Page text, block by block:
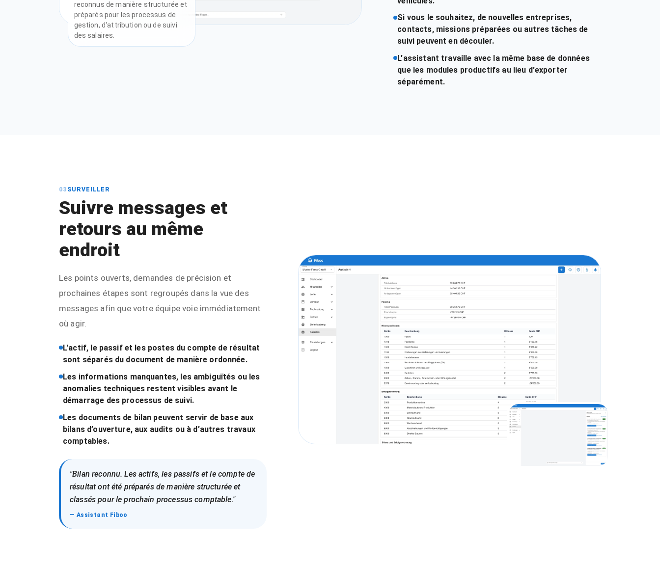
reconnus de manière structurée et
préparés pour les processus de
gestion, d'attribution ou de suivi
des salaires.
Si vous le souhaitez, de nouvelles entreprises,
contacts, missions préparées ou autres tâches de
suivi peuvent en découler.
L'assistant travaille avec la même base de données
que les modules productifs au lieu d'exporter
séparément.
03 SURVEILLER
Suivre messages et
retours au même
endroit
Les points ouverts, demandes de précision et
prochaines étapes sont regroupés dans la vue des
messages afin que votre équipe voie immédiatement
où agir.
L'actif, le passif et les postes du compte de résultat
sont séparés du document de manière ordonnée.
Les informations manquantes, les ambiguïtés ou les
anomalies techniques restent visibles avant le
démarrage des processus de suivi.
Les documents de bilan peuvent servir de base aux
bilans d’ouverture, aux audits ou à d’autres travaux
comptables.
"Bilan reconnu. Les actifs, les passifs et le compte de
résultat ont été préparés de manière structurée et
classés pour le prochain processus comptable."
— Assistant Fiboo